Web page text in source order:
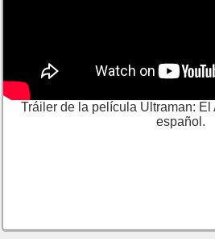
Tráiler de la película Ultraman:
español.